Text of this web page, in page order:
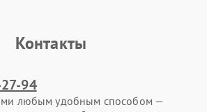
Контакты
94
любым удобным способом —